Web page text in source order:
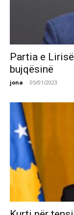
Partia e
bujqësinë
jona - 05/01/2023